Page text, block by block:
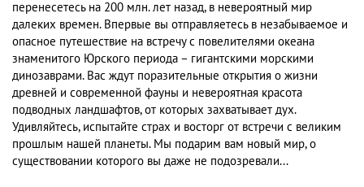
перенесетесь на 200 млн. лет назад, в невероятный мир
далеких времен. Впервые вы отправляетесь в незабываемое и
опасное путешествие на встречу с повелителями океана
знаменитого Юрского периода – гигантскими морскими
динозаврами. Вас ждут поразительные открытия о жизни
древней и современной фауны и невероятная красота
подводных ландшафтов, от которых захватывает дух.
Удивляйтесь, испытайте страх и восторг от встречи с великим
прошлым нашей планеты. Мы подарим вам новый мир, о
существовании которого вы даже не подозревали...